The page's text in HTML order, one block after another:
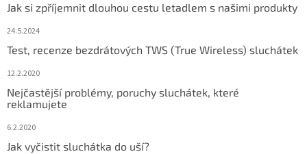
Jak si zpříjemnit dlouhou cestu letadlem s našimi produkty
24.5.2024
Test, recenze bezdrátových TWS (True Wireless) sluchátek
12.2.2020
Nejčastější problémy, poruchy sluchátek, které
reklamujete
6.2.2020
Jak vyčistit sluchátka do uší?